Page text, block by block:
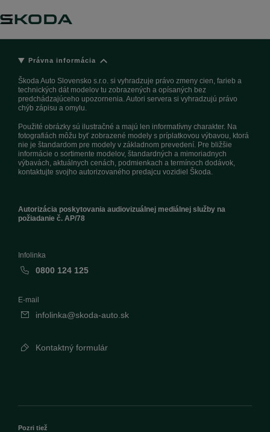
Právna informácia
Škoda Auto Slovensko s.r.o. si vyhradzuje právo zmeny cien, farieb a
technických dát modelov tu zobrazených a opísaných bez
predchádzajúceho upozornenia. Autori servera si vyhradzujú právo
chýb zápisu a omylu.
Použité obrázky sú ilustračné a majú len informatívny charakter. Na
fotografiách môžu byť zobrazené modely s príplatkovou výbavou, ktorá
nie je štandardom pre modely v základnom prevedení. Pre bližšie
informácie o sortimente modelov, štandardných a mimoriadnych
výbavách, aktuálnych cenách, podmienkach a termínoch dodávok,
kontaktujte svojho autorizovaného predajcu vozidiel Škoda.
Autorizácia poskytovania audiovizuálnej mediálnej služby na
požiadanie č. AP/78
Infolinka
0800 124 125
E-mail
infolinka@skoda-auto.sk
Kontaktný formulár
Pozri tiež